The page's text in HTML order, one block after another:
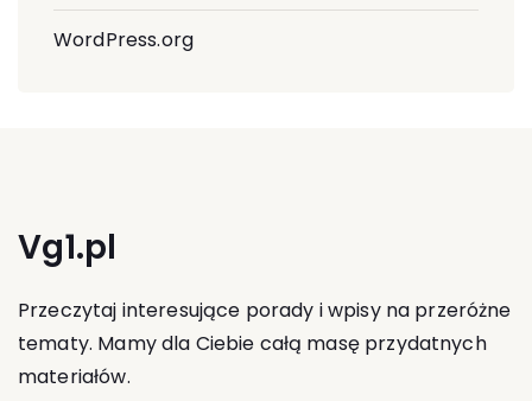
WordPress.org
Vg1.pl
Przeczytaj interesujące porady i wpisy na przeróżne
tematy. Mamy dla Ciebie całą masę przydatnych
materiałów.